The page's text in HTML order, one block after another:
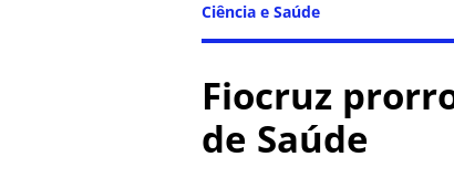
Ciência e Saúde
Fiocruz
de Saúde